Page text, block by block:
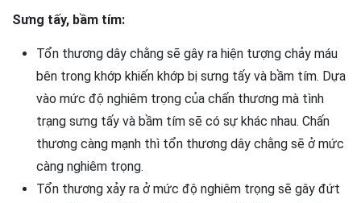
Sưng tấy, bầm tím:
Tổn thương dây chằng sẽ gây ra hiện tượng chảy máu
bên trong khớp khiến khớp bị sưng tấy và bầm tím. Dựa
vào mức độ nghiêm trọng của chấn thương mà tình
trạng sưng tấy và bầm tím sẽ có sự khác nhau. Chấn
thương càng mạnh thì tổn thương dây chằng sẽ ở mức
càng nghiêm trọng.
Tổn thương xảy ra ở mức độ nghiêm trọng sẽ gây đứt